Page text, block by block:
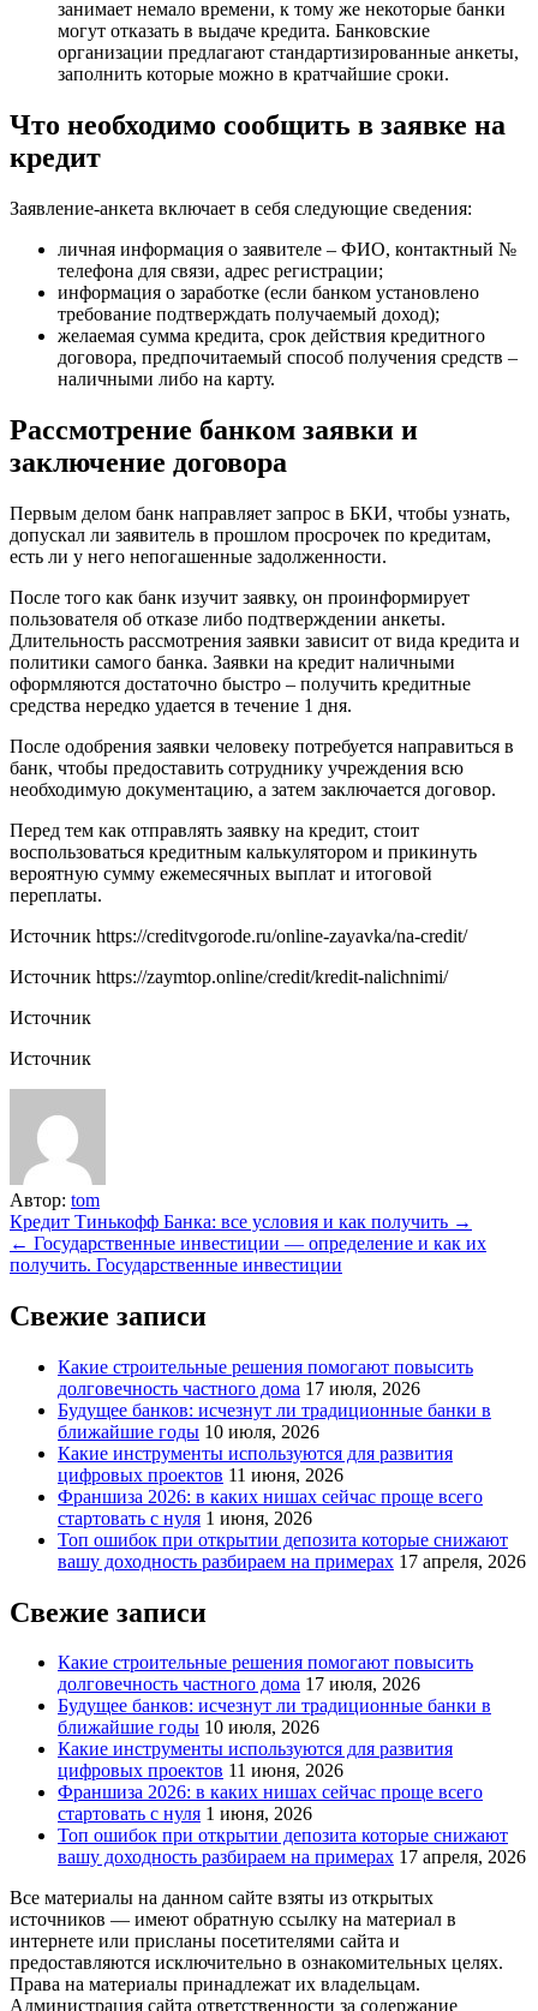
занимает немало времени, к тому же некоторые банки
могут отказать в выдаче кредита. Банковские
организации предлагают стандартизированные анкеты,
заполнить которые можно в кратчайшие сроки.
Что необходимо сообщить в заявке на
кредит
Заявление-анкета включает в себя следующие сведения:
личная информация о заявителе – ФИО, контактный №
телефона для связи, адрес регистрации;
информация о заработке (если банком установлено
требование подтверждать получаемый доход);
желаемая сумма кредита, срок действия кредитного
договора, предпочитаемый способ получения средств –
наличными либо на карту.
Рассмотрение банком заявки и
заключение договора
Первым делом банк направляет запрос в БКИ, чтобы узнать,
допускал ли заявитель в прошлом просрочек по кредитам,
есть ли у него непогашенные задолженности.
После того как банк изучит заявку, он проинформирует
пользователя об отказе либо подтверждении анкеты.
Длительность рассмотрения заявки зависит от вида кредита и
политики самого банка. Заявки на кредит наличными
оформляются достаточно быстро – получить кредитные
средства нередко удается в течение 1 дня.
После одобрения заявки человеку потребуется направиться в
банк, чтобы предоставить сотруднику учреждения всю
необходимую документацию, а затем заключается договор.
Перед тем как отправлять заявку на кредит, стоит
воспользоваться кредитным калькулятором и прикинуть
вероятную сумму ежемесячных выплат и итоговой
переплаты.
Источник https://creditvgorode.ru/online-zayavka/na-credit/
Источник https://zaymtop.online/credit/kredit-nalichnimi/
Источник
Источник
Автор: tom
Навигация
по
Кредит Тинькофф Банка: все условия и как получить →
← Государственные инвестиции — определение и как их
получить. Государственные инвестиции
Свежие записи
Какие строительные решения помогают повысить
долговечность частного дома 17 июля, 2026
Будущее банков: исчезнут ли традиционные банки в
ближайшие годы 10 июля, 2026
Какие инструменты используются для развития
цифровых проектов 11 июня, 2026
Франшиза 2026: в каких нишах сейчас проще всего
стартовать с нуля 1 июня, 2026
Топ ошибок при открытии депозита которые снижают
вашу доходность разбираем на примерах 17 апреля, 2026
Свежие записи
Какие строительные решения помогают повысить
долговечность частного дома 17 июля, 2026
Будущее банков: исчезнут ли традиционные банки в
ближайшие годы 10 июля, 2026
Какие инструменты используются для развития
цифровых проектов 11 июня, 2026
Франшиза 2026: в каких нишах сейчас проще всего
стартовать с нуля 1 июня, 2026
Топ ошибок при открытии депозита которые снижают
вашу доходность разбираем на примерах 17 апреля, 2026
Все материалы на данном сайте взяты из открытых
источников — имеют обратную ссылку на материал в
интернете или присланы посетителями сайта и
предоставляются исключительно в ознакомительных целях.
Права на материалы принадлежат их владельцам.
Администрация сайта ответственности за содержание